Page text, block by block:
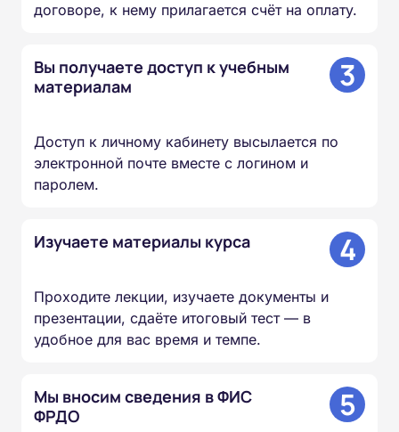
договоре, к нему прилагается счёт на оплату.
Вы получаете доступ к учебным
материалам
3
Доступ к личному кабинету высылается по
электронной почте вместе с логином и
паролем.
Изучаете материалы курса 4
Проходите лекции, изучаете документы и
презентации, сдаёте итоговый тест — в
удобное для вас время и темпе.
Мы вносим сведения в ФИС
ФРДО
5